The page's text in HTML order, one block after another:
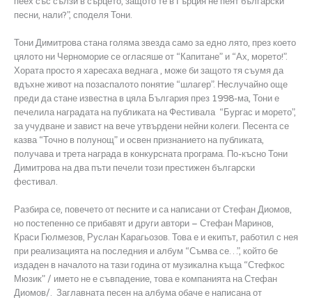
песни, нали?”, споделя Тони.
Тони Димитрова стана голяма звезда само за едно лято, през което
цялото ни Черноморие се огласяше от “Капитане” и “Ах, морето!”.
Хората просто я харесаха веднага , може би защото тя съумя да
вдъхне живот на позаспалото понятие “шлагер”. Неслучайно още
преди да стане известна в цяла България през 1998-ма, Тони е
печелила наградата на публиката на Фестивала “Бургас и морето”,
за учудване и завист на вече утвърдени нейни колеги. Песента се
казва “Точно в полунощ” и освен признанието на публиката,
получава и трета награда в конкурсната програма. По-късно Тони
Димитрова на два пъти печели този престижен български
фестивал.
Разбира се, повечето от песните и са написани от Стефан Диомов,
но постепенно се прибавят и други автори – Стефан Маринов,
Краси Гюлмезов, Руслан Карагьозов. Това е и екипът, работил с нея
при реализацията на последния и албум “Съмва се…”, който бе
издаден в началото на тази година от музикална къща “Стефкос
Мюзик” / името не е съвпадение, това е компанията на Стефан
Диомов/. Заглавната песен на албума обаче е написана от